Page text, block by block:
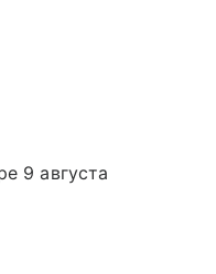
9 августа